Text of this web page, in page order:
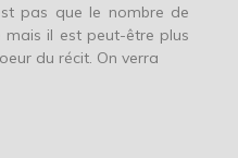
pas que le nombre de
mais il est peut-être plus
du récit. On verra